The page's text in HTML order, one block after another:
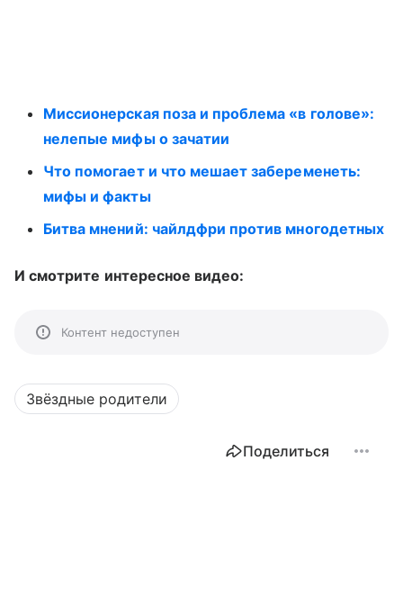
Миссионерская поза и проблема «в голове»:
нелепые мифы о зачатии
Что помогает и что мешает забеременеть:
мифы и факты
Битва мнений: чайлдфри против многодетных
И смотрите интересное видео:
Контент недоступен
Звёздные родители
Поделиться